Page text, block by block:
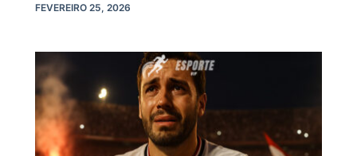
FEVEREIRO 25, 2026